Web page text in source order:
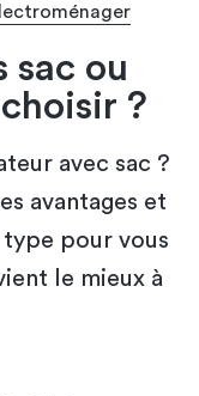
sac ou
?
avec sac ?
avantages et
type pour vous
le mieux à